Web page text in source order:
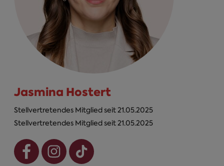
Jasmina Hostert
Stellvertretendes Mitglied seit 21.05.2025
Stellvertretendes Mitglied seit 21.05.2025